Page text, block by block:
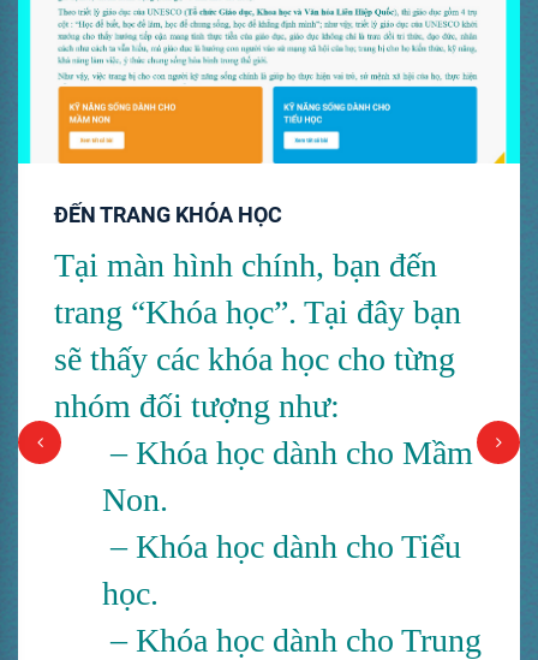
ĐẾN TRANG KHÓA HỌC
Tại màn hình chính, bạn đến
trang “Khóa học”. Tại đây bạn
sẽ thấy các khóa học cho từng
nhóm đối tượng như:
– Khóa học dành cho Mầm
Non.
– Khóa học dành cho Tiểu
học.
– Khóa học dành cho Trung